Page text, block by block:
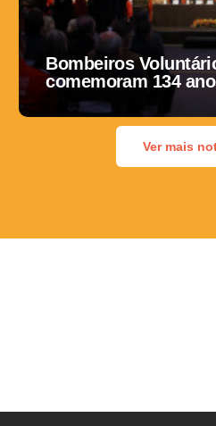
Bombeiros
comemoram 134
Ver mais